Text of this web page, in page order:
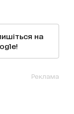
на
Реклама